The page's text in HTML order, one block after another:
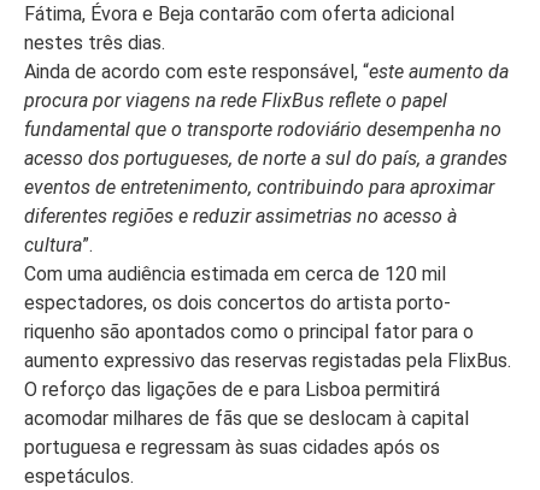
Fátima, Évora e Beja contarão com oferta adicional
nestes três dias.
Ainda de acordo com este responsável, “este aumento da
procura por viagens na rede FlixBus reflete o papel
fundamental que o transporte rodoviário desempenha no
acesso dos portugueses, de norte a sul do país, a grandes
eventos de entretenimento, contribuindo para aproximar
diferentes regiões e reduzir assimetrias no acesso à
cultura”.
Com uma audiência estimada em cerca de 120 mil
espectadores, os dois concertos do artista porto-
riquenho são apontados como o principal fator para o
aumento expressivo das reservas registadas pela FlixBus.
O reforço das ligações de e para Lisboa permitirá
acomodar milhares de fãs que se deslocam à capital
portuguesa e regressam às suas cidades após os
espetáculos.